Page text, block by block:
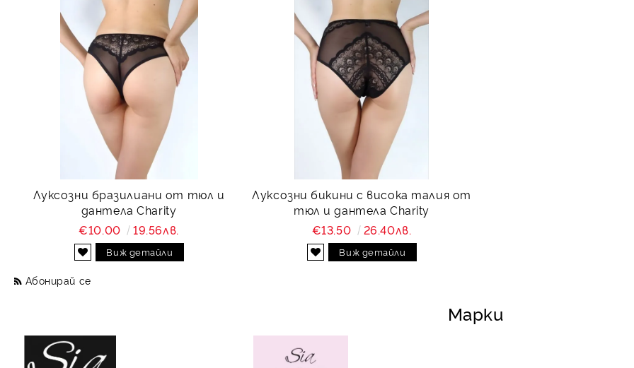
Луксозни бразилиани от тюл и
дантела Charity
€10.00
19.56лв.
Виж детайли
Луксозни бикини с висока талия от
тюл и дантела Charity
€13.50
26.40лв.
Виж детайли
Абонирай се
Марки